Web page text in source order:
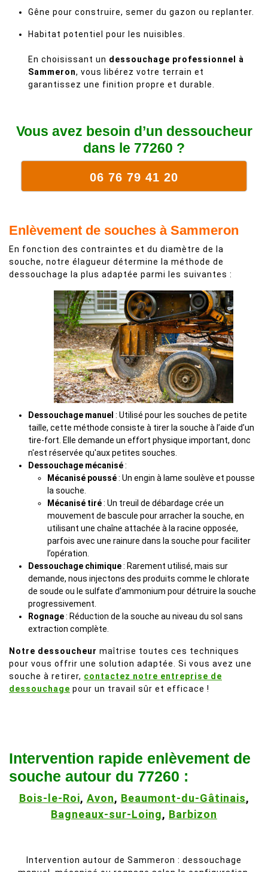
Gêne pour construire, semer du gazon ou replanter.
Habitat potentiel pour les nuisibles.
En choisissant un dessouchage professionnel à
Sammeron, vous libérez votre terrain et
garantissez une finition propre et durable.
Vous avez besoin d’un dessoucheur
dans le 77260 ?
06 76 79 41 20
Enlèvement de souches à Sammeron
En fonction des contraintes et du diamètre de la
souche, notre élagueur détermine la méthode de
dessouchage la plus adaptée parmi les suivantes :
Dessouchage manuel : Utilisé pour les souches de petite
taille, cette méthode consiste à tirer la souche à l’aide d’un
tire-fort. Elle demande un effort physique important, donc
n'est réservée qu'aux petites souches.
Dessouchage mécanisé:
Mécanisé poussé: Un engin à lame soulève et pousse
la souche.
Mécanisé tiré: Un treuil de débardage crée un
mouvement de bascule pour arracher la souche, en
utilisant une chaîne attachée à la racine opposée,
parfois avec une rainure dans la souche pour faciliter
l’opération.
Dessouchage chimique: Rarement utilisé, mais sur
demande, nous injectons des produits comme le chlorate
de soude ou le sulfate d’ammonium pour détruire la souche
progressivement.
Rognage: Réduction de la souche au niveau du sol sans
extraction complète.
Notre dessoucheur maîtrise toutes ces techniques
pour vous offrir une solution adaptée. Si vous avez une
souche à retirer, contactez notre entreprise de
dessouchage pour un travail sûr et efficace !
Intervention rapide enlèvement de
souche autour du 77260 :
Bois-le-Roi, Avon, Beaumont-du-Gâtinais,
Bagneaux-sur-Loing, Barbizon
Intervention autour de Sammeron : dessouchage